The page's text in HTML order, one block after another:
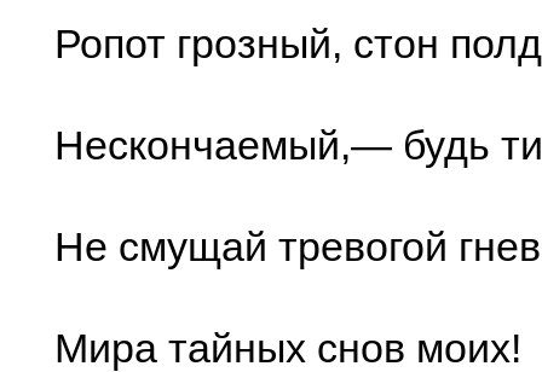
Ропот грозный, стон
Нескончаемый,— будь
Не смущай тревогой
Мира тайных снов моих!